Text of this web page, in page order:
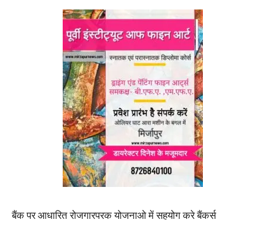
बैंक पर आधारित रोजगारपरक योजनाओ में सहयोग करे बैंकर्स